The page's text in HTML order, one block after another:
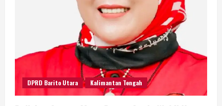
DPRD Barito Utara Kalimantan Tengah